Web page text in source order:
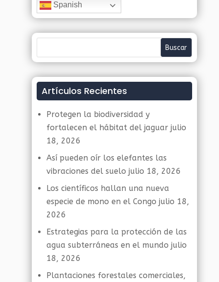
Spanish
Artículos Recientes
Protegen la biodiversidad y
fortalecen el hábitat del jaguar julio
18, 2026
Así pueden oír los elefantes las
vibraciones del suelo julio 18, 2026
Los científicos hallan una nueva
especie de mono en el Congo julio 18,
2026
Estrategias para la protección de las
agua subterráneas en el mundo julio
18, 2026
Plantaciones forestales comerciales,